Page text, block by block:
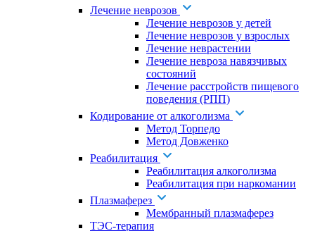
Лечение неврозов
Лечение неврозов у детей
Лечение неврозов у взрослых
Лечение неврастении
Лечение невроза навязчивых
состояний
Лечение расстройств пищевого
поведения (РПП)
Кодирование от алкоголизма
Метод Торпедо
Метод Довженко
Реабилитация
Реабилитация алкоголизма
Реабилитация при наркомании
Плазмаферез
Мембранный плазмаферез
ТЭС-терапия